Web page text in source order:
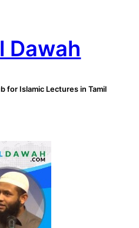
Dawah
for Islamic Lectures in Tamil